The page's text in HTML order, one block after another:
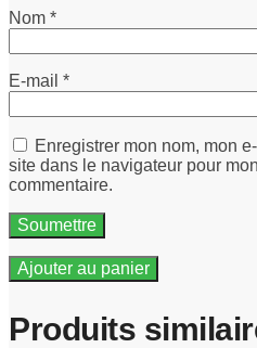
Nom *
E-mail *
Enregistrer mon nom, mon
site dans le navigateur pour
commentaire.
Ajouter au panier
Produits